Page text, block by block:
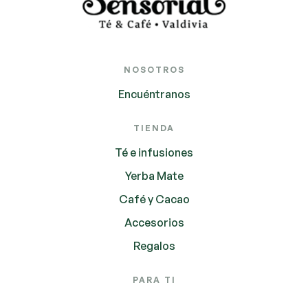
NOSOTROS
Encuéntranos
TIENDA
Té e infusiones
Yerba Mate
Café y Cacao
Accesorios
Regalos
PARA TI